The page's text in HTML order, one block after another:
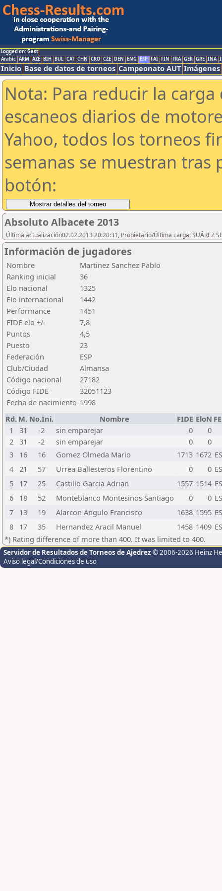
Logged on: Gast
Arabic ARM AZE BIH BUL CAT CHN CRO CZE DEN ENG ESP FAI FIN FRA GER GRE INA
Inicio Base de datos de torneos Campeonato AUT Imágenes
Nota: Para reducir la
escaneos diarios de
Yahoo, todos los torneos
semanas se muestran tras
botón:
Absoluto Albacete 2013
Última actualización02.02.2013 20:20:31, Propietario/Última carga: SUÁREZ
Información de jugadores
Nombre
Martinez Sanchez Pablo
Ranking inicial
36
Elo nacional
1325
Elo internacional
1442
Performance
1451
FIDE elo +/-
7,8
Puntos
4,5
Puesto
23
Federación
ESP
Club/Ciudad
Almansa
Código nacional
27182
Código FIDE
32051123
Fecha de nacimiento 1998
Rd. M. No.Ini. Nombre FIDE EloN
1
31 -2 sin emparejar 0
0
2 31 -2 sin emparejar 0
0
3
16 16 Gomez Olmeda Mario 1713 1672
4 21 57 Urrea Ballesteros Florentino 0 0
5
17 25 Castillo Garcia Adrian 1557 1514
6
18 52 Monteblanco Montesinos Santiago 0 0
7
13 19 Alarcon Angulo Francisco 1638 1595
8
17 35 Hernandez Aracil Manuel 1458 1409
*) Rating difference of more than 400. It was limited to 400.
Servidor de Resultados de Torneos de Ajedrez © 2006-2026 Heinz
Aviso legal/Condiciones de uso